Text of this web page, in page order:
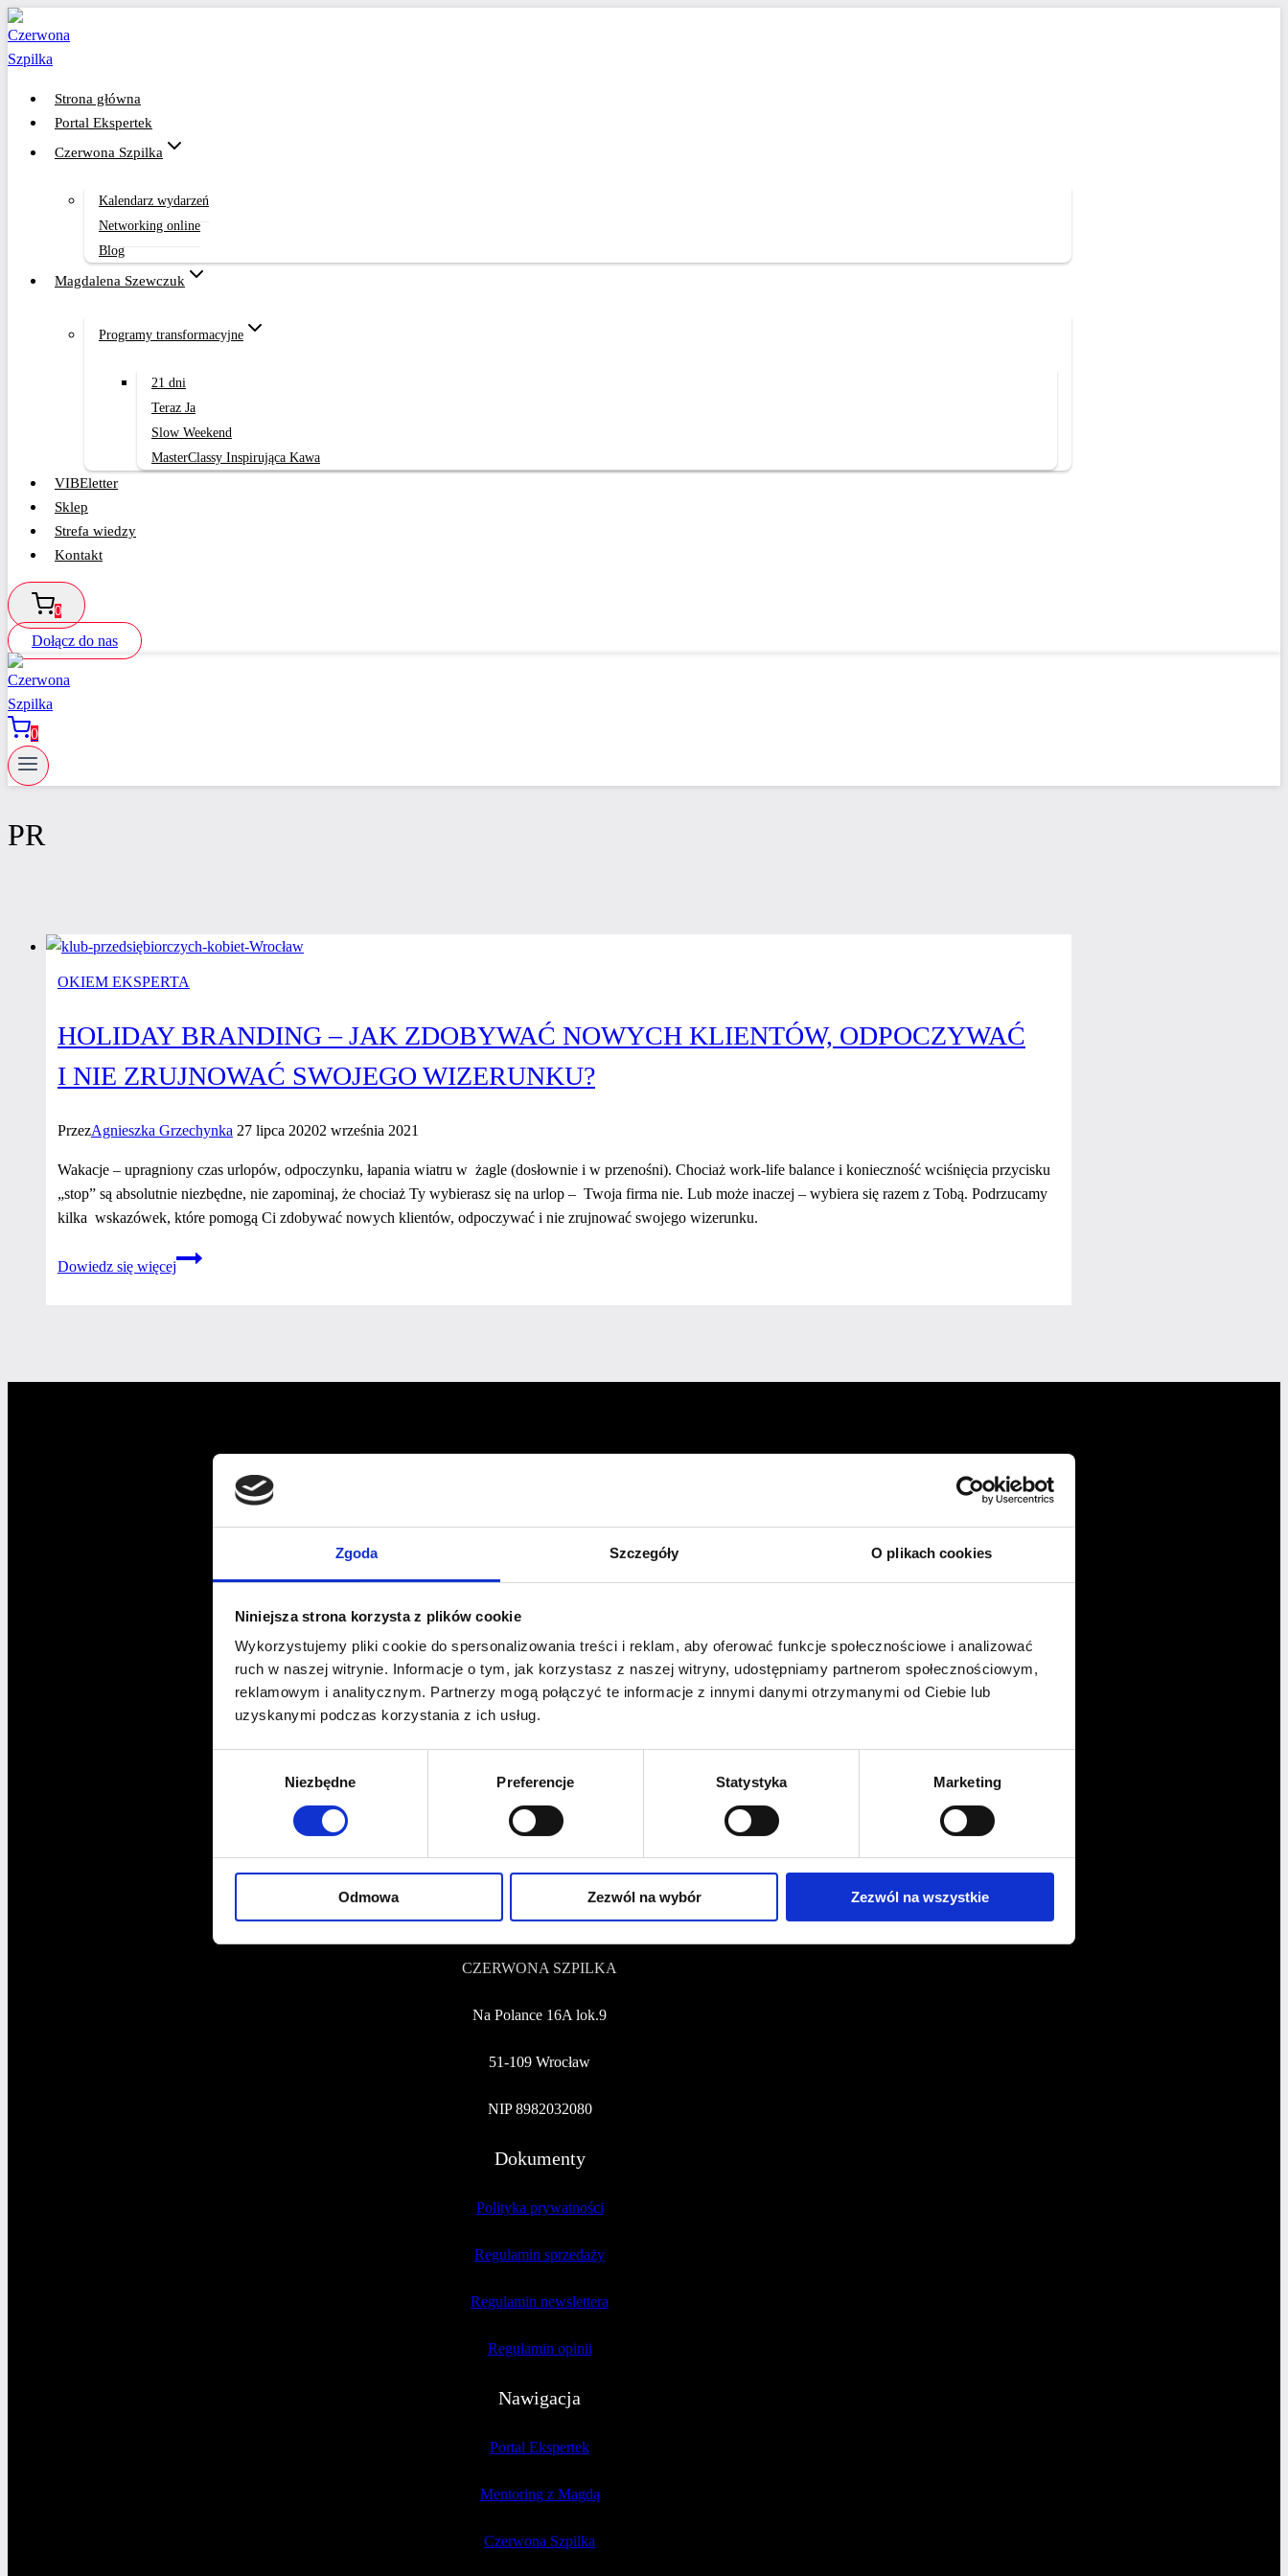
Zgoda Szczegóły O plikach cookies
Niniejsza strona korzysta z plików cookie
Wykorzystujemy pliki cookie do spersonalizowania treści i reklam, aby oferować funkcje społecznościowe i analizować
ruch w naszej witrynie. Informacje o tym, jak korzystasz z naszej witryny, udostępniamy partnerom społecznościowym,
reklamowym i analitycznym. Partnerzy mogą połączyć te informacje z innymi danymi otrzymanymi od Ciebie lub
uzyskanymi podczas korzystania z ich usług.
Niezbędne Preferencje Statystyka Marketing
Odmowa Zezwól na wybór Zezwól na wszystkie
Przejdź
do
treści
Strona główna
Portal Ekspertek
Czerwona Szpilka
Kalendarz wydarzeń
Networking online
Blog
Magdalena Szewczuk
Programy transformacyjne
21 dni
Teraz Ja
Slow Weekend
MasterClassy Inspirująca Kawa
VIBEletter
Sklep
Strefa wiedzy
Kontakt
0
Dołącz do nas
0
PR
OKIEM EKSPERTA
HOLIDAY BRANDING – JAK ZDOBYWAĆ NOWYCH KLIENTÓW, ODPOCZYWAĆ
I NIE ZRUJNOWAĆ SWOJEGO WIZERUNKU?
PrzezAgnieszka Grzechynka 27 lipca 20202 września 2021
Wakacje – upragniony czas urlopów, odpoczynku, łapania wiatru w żagle (dosłownie i w przenośni). Chociaż work-life balance i konieczność wciśnięcia przycisku
„stop” są absolutnie niezbędne, nie zapominaj, że chociaż Ty wybierasz się na urlop – Twoja firma nie. Lub może inaczej – wybiera się razem z Tobą. Podrzucamy
kilka wskazówek, które pomogą Ci zdobywać nowych klientów, odpoczywać i nie zrujnować swojego wizerunku.
Dowiedz się więcej
Holiday
wizerunku?
Profil facebook Czerwona
Szpilka
Profil youtube Czerwona
Kontakt
+48 577 333 077
81 1090 2398 0000 0001 0191 1368
Adres
CZERWONA SZPILKA
Na Polance 16A lok.9
51-109 Wrocław
NIP 8982032080
Dokumenty
Polityka prywatności
Regulamin sprzedaży
Regulamin newslettera
Regulamin opinii
Nawigacja
Portal Ekspertek
Mentoring z Magdą
Czerwona Szpilka